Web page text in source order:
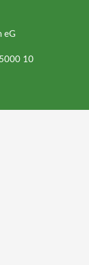
eG
10